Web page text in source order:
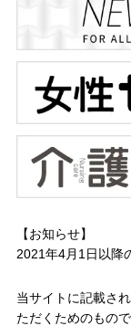
【お知らせ】
2021年4月1日以降
当サイトに記載さ
ただくためのもの